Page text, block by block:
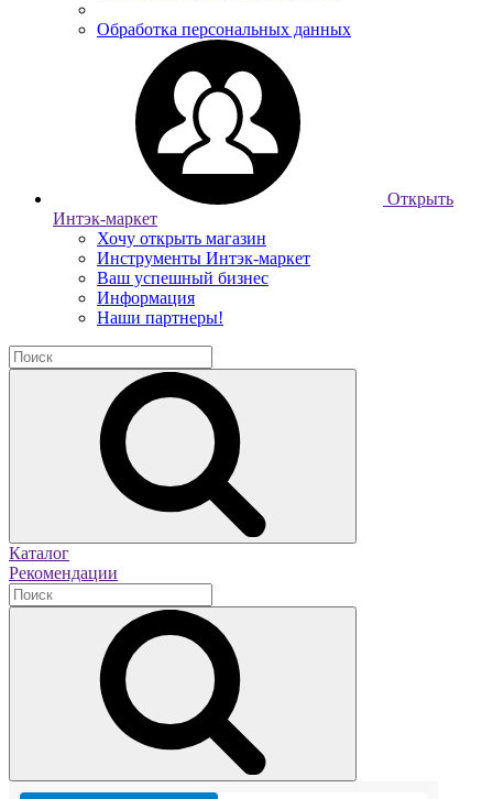
Обработка персональных данных
Открыть
Интэк-маркет
Хочу открыть магазин
Инструменты Интэк-маркет
Ваш успешный бизнес
Информация
Наши партнеры!
Каталог
Рекомендации